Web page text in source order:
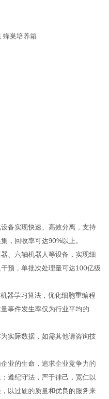
巣培养箱
实现快速、高效分离，支持
，回收率可达90%以上。
六轴机器人等设备，实现细
预，单批次处理量可达100亿级
学习算法，优化细胞重编程
事件发生率仅为行业平均的
际数据，如需其他请咨询技
的生命，追求企业竞争力的
遵纪守法，严于律己，宽仁以
以过硬的质量和优良的服务来